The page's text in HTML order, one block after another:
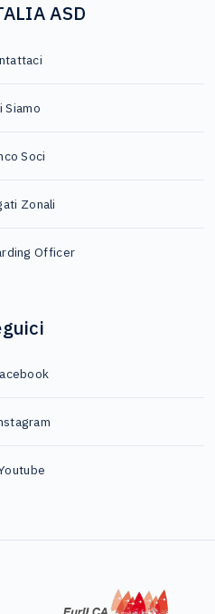
ASD
Siamo
Soci
Zonali
Officer